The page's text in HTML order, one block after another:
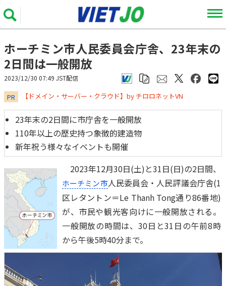
ホーチミン市人民委員会庁舎、23年末の
2日間は一般開放
2023/12/30 07:49 JST配信
PR ​​​​​​​【ドメイン・サーバー・クラウド】by チロロネットVN
23年末の2日間に市庁舎を一般開放
110年以上の歴史持つ象徴的建造物
新年祝う様々なイベントも開催
2023年12月30日(土)と31日(日)の2日間、
ホーチミン市人民委員会・人民評議会庁舎(1
区レタントン＝Le Thanh Tong通り86番地)
が、市民や観光客向けに一般開放される。
一般開放の時間は、30日と31日の午前8時
から午後5時40分まで。